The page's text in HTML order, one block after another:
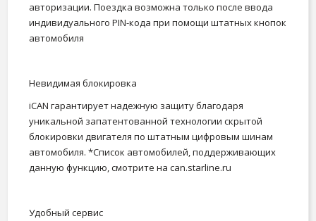
авторизации. Поездка возможна только после ввода
индивидуального PIN-кода при помощи штатных кнопок
автомобиля
Невидимая блокировка
iCAN гарантирует надежную защиту благодаря
уникальной запатентованной технологии скрытой
блокировки двигателя по штатным цифровым шинам
автомобиля. *Список автомобилей, поддерживающих
данную функцию, смотрите на can.starline.ru
Удобный сервис